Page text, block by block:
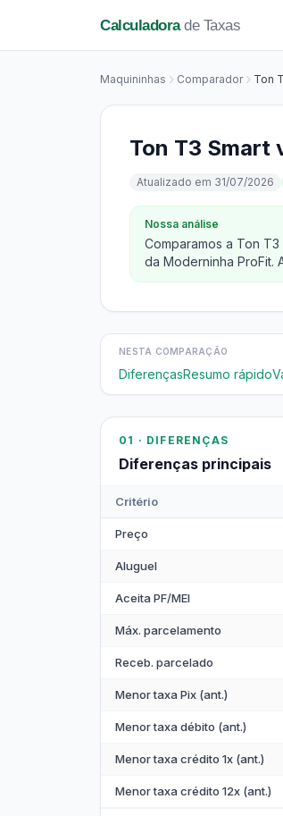
Calculadorade Taxas
Maquininhas Comparador Ton
Ton T3 Smart
Atualizado em 31/07/2026
Nossa análise
Comparamos a Ton
da Moderninha ProFit.
NESTA COMPARAÇÃO
DiferençasResumo rápido
01 · DIFERENÇAS
Diferenças principais
Critério
Preço
Aluguel
Aceita PF/MEI
Máx. parcelamento
Receb. parcelado
Menor taxa Pix (ant.)
Menor taxa débito (ant.)
Menor taxa crédito 1x (ant.)
Menor taxa crédito 12x (ant.)